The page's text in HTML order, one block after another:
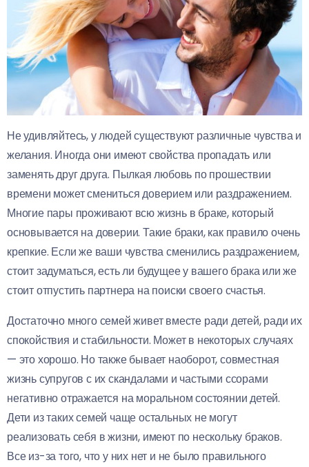
Не удивляйтесь, у людей существуют различные чувства и
желания. Иногда они имеют свойства пропадать или
заменять друг друга. Пылкая любовь по прошествии
времени может смениться доверием или раздражением.
Многие пары проживают всю жизнь в браке, который
основывается на доверии. Такие браки, как правило очень
крепкие. Если же ваши чувства сменились раздражением,
стоит задуматься, есть ли будущее у вашего брака или же
стоит отпустить партнера на поиски своего счастья.
Достаточно много семей живет вместе ради детей, ради их
спокойствия и стабильности. Может в некоторых случаях
— это хорошо. Но также бывает наоборот, совместная
жизнь супругов с их скандалами и частыми ссорами
негативно отражается на моральном состоянии детей.
Дети из таких семей чаще остальных не могут
реализовать себя в жизни, имеют по нескольку браков.
Все из-за того, что у них нет и не было правильного